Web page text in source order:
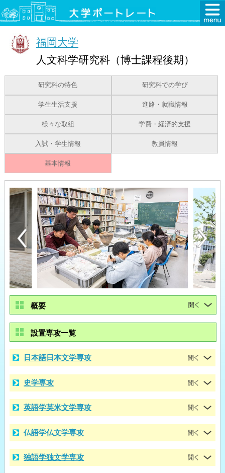
福岡大学
人文科学研究科（博士課程後期）
研究科の特色 研究科での学び
学生生活支援 進路・就職情報
様々な取組 学費・経済的支援
入試・学生情報 教員情報
基本情報
概要
設置専攻一覧
日本語日本文学専攻
史学専攻
英語学英米文学専攻
仏語学仏文学専攻
独語学独文学専攻